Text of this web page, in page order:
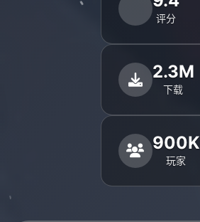
评分
2.3M
下载
900K
玩家